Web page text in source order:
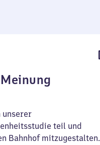
unserer
teil und
Bahnhof mitzugestalten.